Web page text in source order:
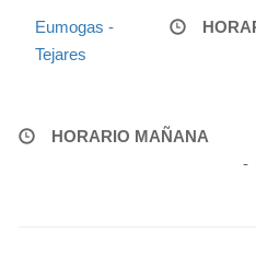
Eumogas -
Tejares
HORARIO MAÑANA
-